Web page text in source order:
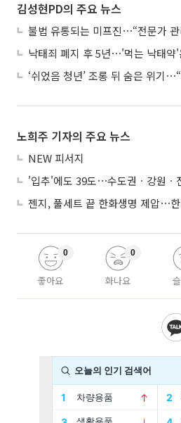
김성현PD의 주요 뉴스
불법 유통되는 미프진⋯“전문가
노희주 기자의 주요 뉴스
NEW 피서지
'입추'에도 39도⋯수도권ㆍ강원ㆍ
좋아요
0
화나요
0